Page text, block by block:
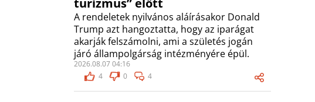
turizmus” előtt
A rendeletek nyilvános aláírásakor Donald
Trump azt hangoztatta, hogy az iparágat
akarják felszámolni, ami a születés jogán
járó állampolgárság intézményére épül.
2026.08.07 04:16
4
0 4